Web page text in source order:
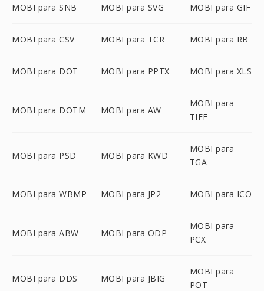
MOBI para SNB MOBI para SVG MOBI para GIF
MOBI para CSV MOBI para TCR MOBI para RB
MOBI para DOT MOBI para PPTX MOBI para XLS
MOBI para DOTM MOBI para AW
MOBI para
TIFF
MOBI para PSD MOBI para KWD
MOBI para
TGA
MOBI para WBMP MOBI para JP2 MOBI para ICO
MOBI para ABW MOBI para ODP
MOBI para
PCX
MOBI para DDS MOBI para JBIG
MOBI para
POT